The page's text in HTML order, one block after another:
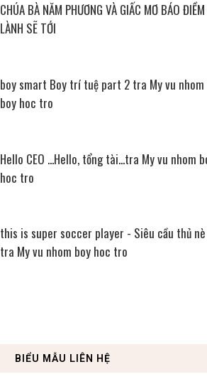
CHÚA BÀ NĂM PHƯƠNG VÀ GIẤC MƠ BÁO ĐIỀM
LÀNH SẼ TỚI
boy smart Boy trí tuệ part 2 tra My vu nhom
boy hoc tro
Hello CEO ...Hello, tổng tài...tra My vu nhom
hoc tro
this is super soccer player - Siêu cầu thủ
tra My vu nhom boy hoc tro
BIỂU MẪU LIÊN HỆ